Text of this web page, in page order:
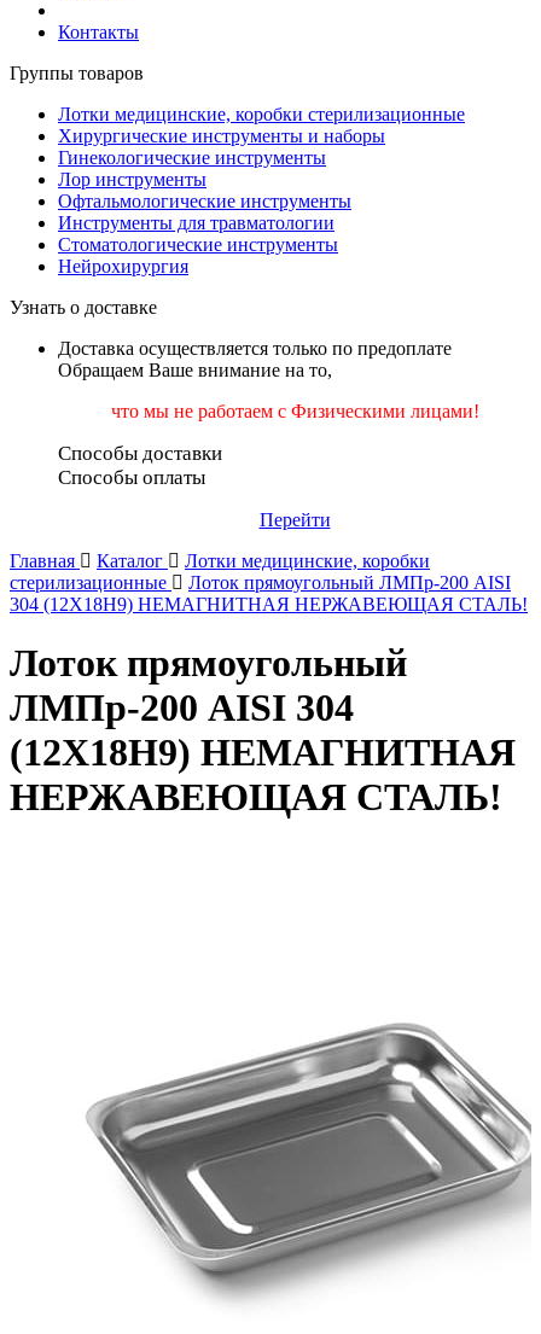
Контакты
Группы товаров
Лотки медицинские, коробки стерилизационные
Хирургические инструменты и наборы
Гинекологические инструменты
Лор инструменты
Офтальмологические инструменты
Инструменты для травматологии
Стоматологические инструменты
Нейрохирургия
Узнать о доставке
Доставка осуществляется только по предоплате
Обращаем Ваше внимание на то,
что мы не работаем с Физическими лицами!
Способы доставки
Способы оплаты
Перейти
Главная
Каталог
Лотки медицинские, коробки
стерилизационные
Лоток прямоугольный ЛМПр-200 AISI
304 (12Х18Н9) НЕМАГНИТНАЯ НЕРЖАВЕЮЩАЯ СТАЛЬ!
Лоток прямоугольный
ЛМПр-200 AISI 304
(12Х18Н9) НЕМАГНИТНАЯ
НЕРЖАВЕЮЩАЯ СТАЛЬ!